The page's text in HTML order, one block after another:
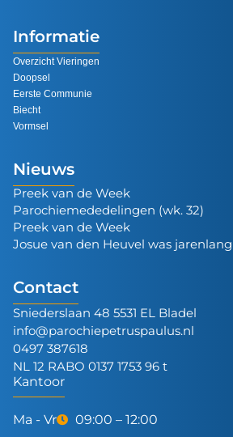
Informatie
Overzicht Vieringen
Doopsel
Eerste Communie
Biecht
Vormsel
Nieuws
Preek van de Week
Parochiemededelingen (wk. 32)
Preek van de Week
Josue van den Heuvel was
Contact
Sniederslaan 48 5531 EL Bladel
info@parochiepetruspaulus.nl
0497 387618
NL 12 RABO 0137 1753 96 t
Kantoor
Ma - Vr 09:00 – 12:00